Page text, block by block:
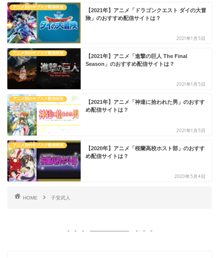
アニメ別のサブスク配信状況
【2021年】アニメ「ドラゴンクエスト ダイの大冒
険」のおすすめ配信サイトは？
2021年1月5日
アニメ別のサブスク配信状況
【2021年】アニメ「進撃の巨人 The Final
Season」のおすすめ配信サイトは？
2021年1月5日
アニメ別のサブスク配信状況
【2021年】アニメ「神達に拾われた男」のおすす
め配信サイトは？
2021年1月5日
アニメ別のサブスク配信状況
【2020年】アニメ「桜蘭高校ホスト部」のおすす
め配信サイトは？
2020年5月4日
HOME 子安武人